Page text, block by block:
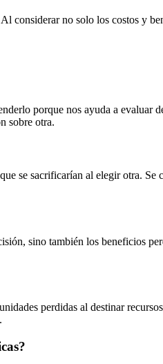
considerar no solo los costos y
porque nos ayuda a evaluar
sobre otra.
se sacrificarían al elegir otra. Se
sino también los beneficios
perdidas al destinar recursos